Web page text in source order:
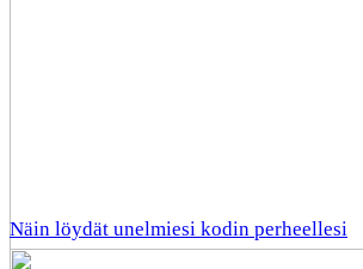
Näin löydät unelmiesi kodin perheellesi